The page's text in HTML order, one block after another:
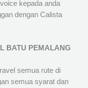
kepada anda
dengan Calista
BATU PEMALANG
semua rute di
semua syarat dan